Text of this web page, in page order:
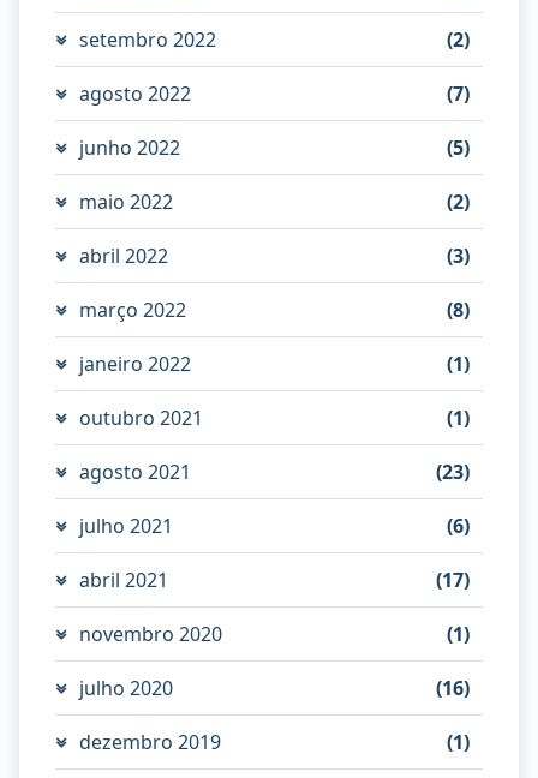
setembro 2022 (2)
agosto 2022 (7)
junho 2022 (5)
maio 2022 (2)
abril 2022 (3)
março 2022 (8)
janeiro 2022 (1)
outubro 2021 (1)
agosto 2021 (23)
julho 2021 (6)
abril 2021 (17)
novembro 2020 (1)
julho 2020 (16)
dezembro 2019 (1)